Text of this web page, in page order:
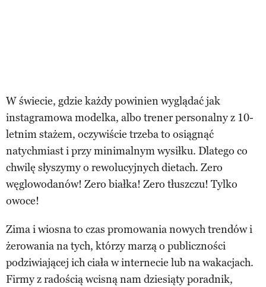
W świecie, gdzie każdy powinien wyglądać jak
instagramowa modelka, albo trener personalny z 10-
letnim stażem, oczywiście trzeba to osiągnąć
natychmiast i przy minimalnym wysiłku. Dlatego co
chwilę słyszymy o rewolucyjnych dietach. Zero
węglowodanów! Zero białka! Zero tłuszczu! Tylko
owoce!
Zima i wiosna to czas promowania nowych trendów i
żerowania na tych, którzy marzą o publiczności
podziwiającej ich ciała w internecie lub na wakacjach.
Firmy z radością wcisną nam dziesiąty poradnik,